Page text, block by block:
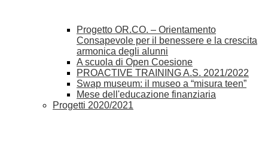
Progetto OR.CO. – Orientamento
Consapevole per il benessere e la crescita
armonica degli alunni
A scuola di Open Coesione
PROACTIVE TRAINING A.S. 2021/2022
Swap museum: il museo a “misura teen”
Mese dell'educazione finanziaria
Progetti 2020/2021